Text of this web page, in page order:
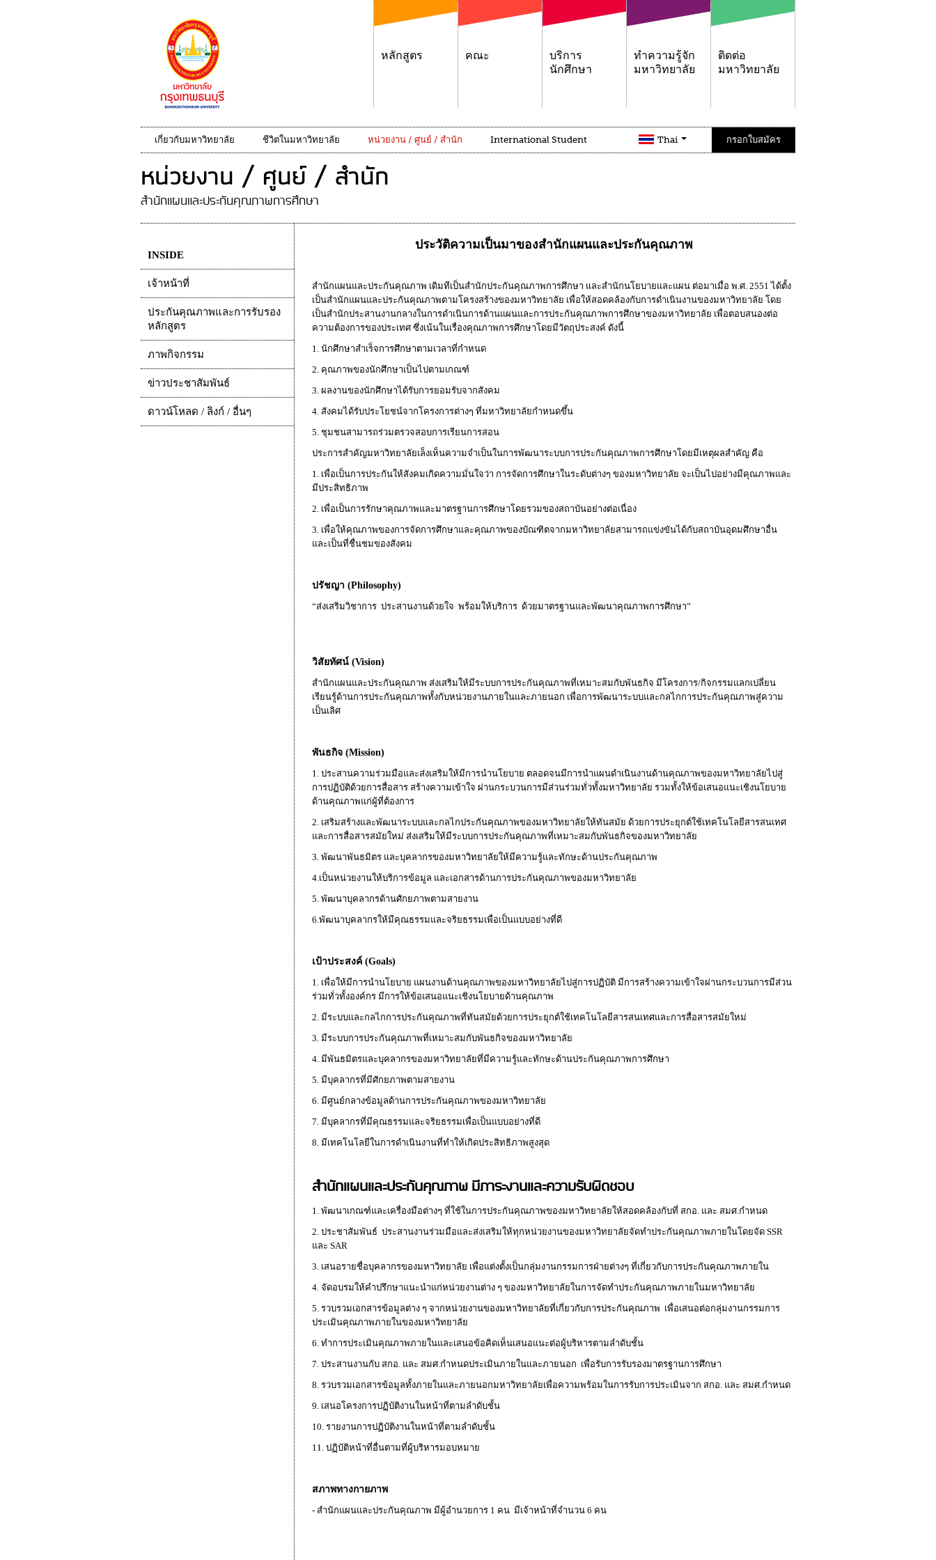
หลักสูตร คณะ
บริการ
นักศึกษา
ทำความรู้จัก
มหาวิทยาลัย
ติดต่อ
มหาวิทยาลัย
เกี่ยวกับมหาวิทยาลัย ชีวิตในมหาวิทยาลัย หน่วยงาน / ศูนย์ / สำนัก International Student Thai กรอกใบสมัคร
หน่วยงาน / ศูนย์ / สำนัก
สำนักแผนและประกันคุณภาพการศึกษา
ประวัติความเป็นมาของสำนักแผนและประกันคุณภาพ
สำนักแผนและประกันคุณภาพ เดิมทีเป็นสำนักประกันคุณภาพการศึกษา และสำนักนโยบายและแผน ต่อมาเมื่อ พ.ศ. 2551 ได้ตั้ง
เป็นสำนักแผนและประกันคุณภาพตามโครงสร้างของมหาวิทยาลัย เพื่อให้สอดคล้องกับการดำเนินงานของมหาวิทยาลัย โดย
เป็นสำนักประสานงานกลางในการดำเนินการด้านแผนและการประกันคุณภาพการศึกษาของมหาวิทยาลัย เพื่อตอบสนองต่อ
ความต้องการของประเทศ ซึ่งเน้นในเรื่องคุณภาพการศึกษาโดยมีวัตถุประสงค์ ดังนี้
1. นักศึกษาสำเร็จการศึกษาตามเวลาที่กำหนด
2. คุณภาพของนักศึกษาเป็นไปตามเกณฑ์
3. ผลงานของนักศึกษาได้รับการยอมรับจากสังคม
4. สังคมได้รับประโยชน์จากโครงการต่างๆ ที่มหาวิทยาลัยกำหนดขึ้น
5. ชุมชนสามารถร่วมตรวจสอบการเรียนการสอน
ประการสำคัญมหาวิทยาลัยเล็งเห็นความจำเป็นในการพัฒนาระบบการประกันคุณภาพการศึกษาโดยมีเหตุผลสำคัญ คือ
1. เพื่อเป็นการประกันให้สังคมเกิดความมั่นใจว่า การจัดการศึกษาในระดับต่างๆ ของมหาวิทยาลัย จะเป็นไปอย่างมีคุณภาพและ
มีประสิทธิภาพ
2. เพื่อเป็นการรักษาคุณภาพและมาตรฐานการศึกษาโดยรวมของสถาบันอย่างต่อเนื่อง
3. เพื่อให้คุณภาพของการจัดการศึกษาและคุณภาพของบัณฑิตจากมหาวิทยาลัยสามารถแข่งขันได้กับสถาบันอุดมศึกษาอื่น
และเป็นที่ชื่นชมของสังคม
ปรัชญา (Philosophy)
“ส่งเสริมวิชาการ ประสานงานด้วยใจ พร้อมให้บริการ ด้วยมาตรฐานและพัฒนาคุณภาพการศึกษา”
วิสัยทัศน์ (Vision)
สำนักแผนและประกันคุณภาพ ส่งเสริมให้มีระบบการประกันคุณภาพที่เหมาะสมกับพันธกิจ มีโครงการ/กิจกรรมแลกเปลี่ยน
เรียนรู้ด้านการประกันคุณภาพทั้งกับหน่วยงานภายในและภายนอก เพื่อการพัฒนาระบบและกลไกการประกันคุณภาพสู่ความ
เป็นเลิศ
พันธกิจ (Mission)
1. ประสานความร่วมมือและส่งเสริมให้มีการนำนโยบาย ตลอดจนมีการนำแผนดำเนินงานด้านคุณภาพของมหาวิทยาลัยไปสู่
การปฏิบัติด้วยการสื่อสาร สร้างความเข้าใจ ผ่านกระบวนการมีส่วนร่วมทั่วทั้งมหาวิทยาลัย รวมทั้งให้ข้อเสนอแนะเชิงนโยบาย
ด้านคุณภาพแก่ผู้ที่ต้องการ
2. เสริมสร้างและพัฒนาระบบและกลไกประกันคุณภาพของมหาวิทยาลัยให้ทันสมัย ด้วยการประยุกต์ใช้เทคโนโลยีสารสนเทศ
และการสื่อสารสมัยใหม่ ส่งเสริมให้มีระบบการประกันคุณภาพที่เหมาะสมกับพันธกิจของมหาวิทยาลัย
3. พัฒนาพันธมิตร และบุคลากรของมหาวิทยาลัยให้มีความรู้และทักษะด้านประกันคุณภาพ
4.เป็นหน่วยงานให้บริการข้อมูล และเอกสารด้านการประกันคุณภาพของมหาวิทยาลัย
5. พัฒนาบุคลากรด้านศักยภาพตามสายงาน
6.พัฒนาบุคลากรให้มีคุณธรรมและจริยธรรมเพื่อเป็นแบบอย่างที่ดี
เป้าประสงค์ (Goals)
1. เพื่อให้มีการนำนโยบาย แผนงานด้านคุณภาพของมหาวิทยาลัยไปสู่การปฏิบัติ มีการสร้างความเข้าใจผ่านกระบวนการมีส่วน
ร่วมทั่วทั้งองค์กร มีการให้ข้อเสนอแนะเชิงนโยบายด้านคุณภาพ
2. มีระบบและกลไกการประกันคุณภาพที่ทันสมัยด้วยการประยุกต์ใช้เทคโนโลยีสารสนเทศและการสื่อสารสมัยใหม่
3. มีระบบการประกันคุณภาพที่เหมาะสมกับพันธกิจของมหาวิทยาลัย
4. มีพันธมิตรและบุคลากรของมหาวิทยาลัยที่มีความรู้และทักษะด้านประกันคุณภาพการศึกษา
5. มีบุคลากรที่มีศักยภาพตามสายงาน
6. มีศูนย์กลางข้อมูลด้านการประกันคุณภาพของมหาวิทยาลัย
7. มีบุคลากรที่มีคุณธรรมและจริยธรรมเพื่อเป็นแบบอย่างที่ดี
8. มีเทคโนโลยีในการดำเนินงานที่ทำให้เกิดประสิทธิภาพสูงสุด
สำนักแผนและประกันคุณภาพมีภาระงานและความรับผิดชอบ
1. พัฒนาเกณฑ์และเครื่องมือต่างๆ ที่ใช้ในการประกันคุณภาพของมหาวิทยาลัยให้สอดคล้องกับที่ สกอ. และ สมศ.กำหนด
2. ประชาสัมพันธ์ ประสานงานร่วมมือและส่งเสริมให้ทุกหน่วยงานของมหาวิทยาลัยจัดทำประกันคุณภาพภายในโดยจัด SSR
และ SAR
3. เสนอรายชื่อบุคลากรของมหาวิทยาลัย เพื่อแต่งตั้งเป็นกลุ่มงานกรรมการฝ่ายต่างๆ ที่เกี่ยวกับการประกันคุณภาพภายใน
4. จัดอบรมให้คำปรึกษาแนะนำแก่หน่วยงานต่าง ๆ ของมหาวิทยาลัยในการจัดทำประกันคุณภาพภายในมหาวิทยาลัย
5. รวบรวมเอกสารข้อมูลต่าง ๆ จากหน่วยงานของมหาวิทยาลัยที่เกี่ยวกับการประกันคุณภาพ เพื่อเสนอต่อกลุ่มงานกรรมการ
ประเมินคุณภาพภายในของมหาวิทยาลัย
6. ทำการประเมินคุณภาพภายในและเสนอข้อคิดเห็นเสนอแนะต่อผู้บริหารตามลำดับชั้น
7. ประสานงานกับ สกอ. และ สมศ.กำหนดประเมินภายในและภายนอก เพื่อรับการรับรองมาตรฐานการศึกษา
8. รวบรวมเอกสารข้อมูลทั้งภายในและภายนอกมหาวิทยาลัยเพื่อความพร้อมในการรับการประเมินจาก สกอ. และ สมศ.กำหนด
9. เสนอโครงการปฏิบัติงานในหน้าที่ตามลำดับชั้น
10. รายงานการปฏิบัติงานในหน้าที่ตามลำดับชั้น
11. ปฏิบัติหน้าที่อื่นตามที่ผู้บริหารมอบหมาย
สภาพทางกายภาพ
- สำนักแผนและประกันคุณภาพ มีผู้อำนวยการ 1 คน มีเจ้าหน้าที่จำนวน 6 คน
INSIDE
เจ้าหน้าที่
ประกันคุณภาพและการรับรอง
หลักสูตร
ภาพกิจกรรม
ข่าวประชาสัมพันธ์
ดาวน์โหลด / ลิงก์ / อื่นๆ